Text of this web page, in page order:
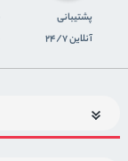
پشتیبانی
آنلاین 24/7